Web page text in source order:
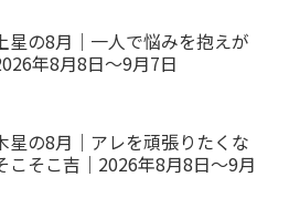
星の8月｜一人で悩みを抱えが
年8月8日～9月7日
星の8月｜アレを頑張りたくな
こそこ吉｜2026年8月8日～9月